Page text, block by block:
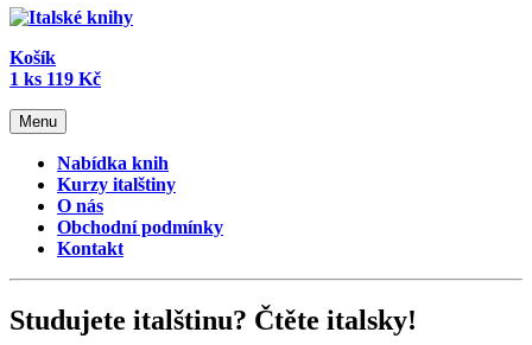
Košík
1 ks 119 Kč
Menu
Nabídka knih
Kurzy italštiny
O nás
Obchodní podmínky
Kontakt
Studujete italštinu? Čtěte italsky!